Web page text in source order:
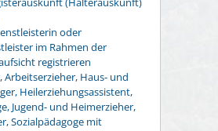
oder
im Rahmen der
registrieren
Arbeitserzieher, Haus- und
Heilerziehungsassistent,
Jugend- und Heimerzieher,
Sozialpädagoge mit